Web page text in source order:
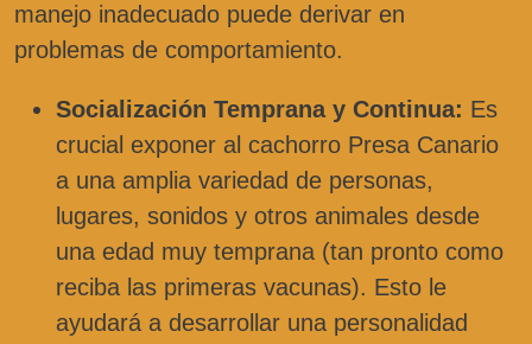
manejo inadecuado puede derivar en
problemas de comportamiento.
Socialización Temprana y Continua: Es
crucial exponer al cachorro Presa Canario
a una amplia variedad de personas,
lugares, sonidos y otros animales desde
una edad muy temprana (tan pronto como
reciba las primeras vacunas). Esto le
ayudará a desarrollar una personalidad